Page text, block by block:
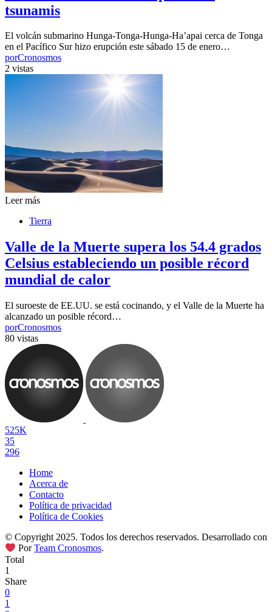
tsunamis
El volcán submarino Hunga-Tonga-Hunga-Ha’apai cerca de Tonga
en el Pacífico Sur hizo erupción este sábado 15 de enero…
porCronosmos
2 vistas
Leer más
Tierra
Valle de la Muerte supera los 54.4 grados
Celsius estableciendo un posible récord
mundial de calor
El suroeste de EE.UU. se está cocinando, y el Valle de la Muerte ha
alcanzado un posible récord…
porCronosmos
80 vistas
525K
35
296
Home
Acerca de
Contacto
Política de privacidad
Política de Cookies
© Copyright 2025. Todos los derechos reservados. Desarrollado con
PorTeam Cronosmos.
Total
1
Share
0
1